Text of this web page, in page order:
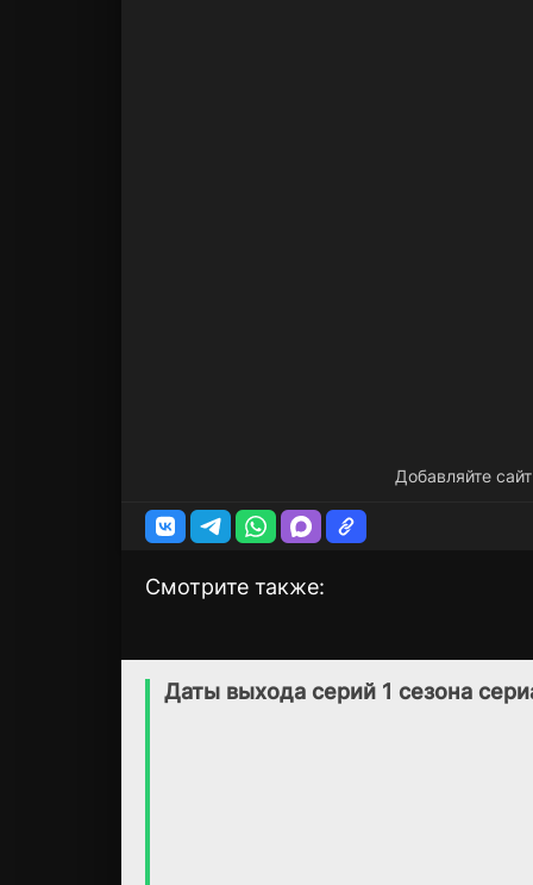
Добавляйте
Смотрите также:
Даты выхода серий 1 сезона